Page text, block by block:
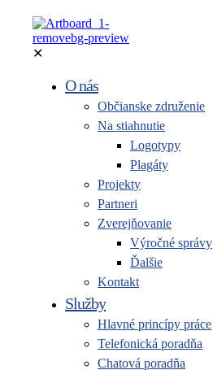
✕
O nás
Občianske združenie
Na stiahnutie
Logotypy
Plagáty
Projekty
Partneri
Zverejňovanie
Výročné správy
Ďalšie
Kontakt
Služby
Hlavné princípy práce
Telefonická poradňa
Chatová poradňa